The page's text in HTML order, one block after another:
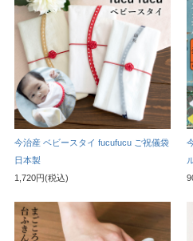
今治産 ベビースタイ fucufucu ご祝儀袋
日本製
1,720円(税込)